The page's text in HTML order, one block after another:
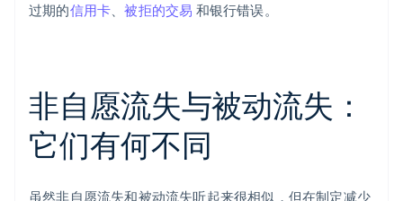
过期的信用卡、被拒的交易 和银行错误。
非自愿流失与被动流失：
它们有何不同
虽然非自愿流失和被动流失听起来很相似，但在制定减少